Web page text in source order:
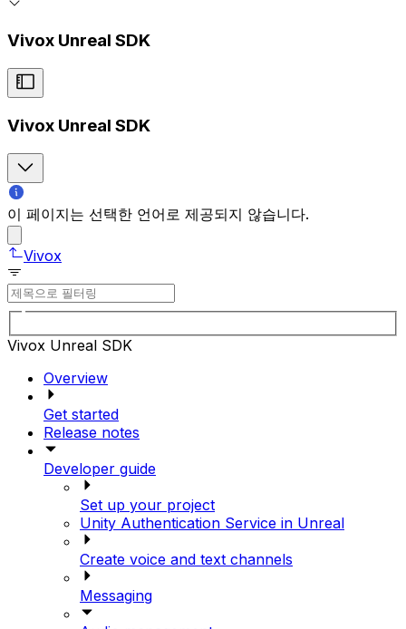
Vivox Unreal SDK
Vivox Unreal SDK
이 페이지는 선택한 언어로 제공되지 않습니다.
Vivox
Vivox Unreal SDK
Overview
Get started
Release notes
Developer guide
Set up your project
Unity Authentication Service in Unreal
Create voice and text channels
Messaging